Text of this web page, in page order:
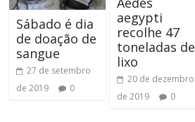
Sábado é dia
de doação de
sangue
27 de setembro
de 2019
0
aegypti
recolhe 47
toneladas de
lixo
20 de dezembro
de 2019
0